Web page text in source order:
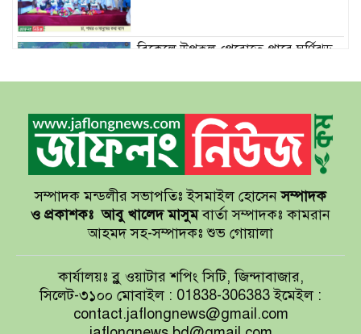
বিকেলে উপকূল পেরোতে পারে ঘূর্ণিঝড়
সেন্টমার্টিনের সব হোটেল-মোটেল-
রিসোর্টকে আশ্রয়কেন্দ্র ঘোষণা
বাখমুত পুনরুদ্ধারের দাবি ইউক্রেনের
আয়ারল্যান্ডের রানের পাহাড় টপকে
টাইগারদের জয়
সম্পাদক মন্ডলীর সভাপতিঃ ইসমাইল হোসেনসম্পাদক
ও প্রকাশকঃ আবু খালেদ মাসুমবার্তা সম্পাদকঃ কামরান
আহমদ সহ-সম্পাদকঃ শুভ গোয়ালা
কার্যালয়ঃ ব্লু ওয়াটার শপিং সিটি, জিন্দাবাজার,
সিলেট-৩১০০ মোবাইল : 01838-306383 ইমেইল :
contact.jaflongnews@gmail.com